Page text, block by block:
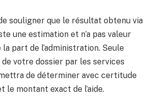
souligner que le résultat obtenu via
une estimation et n’a pas valeur
la part de l’administration. Seule
de votre dossier par les services
de déterminer avec certitude
montant exact de l’aide.